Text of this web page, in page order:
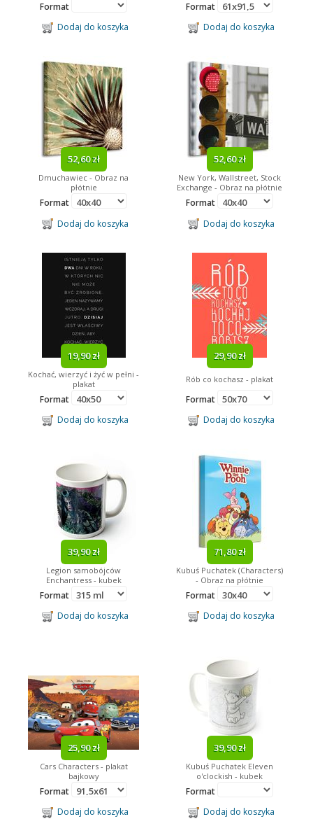
Format
Dodaj do koszyka
Format
Dodaj do koszyka
52,60 zł
Dmuchawiec - Obraz na
płótnie
Format
Dodaj do koszyka
52,60 zł
New York, Wallstreet, Stock
Exchange - Obraz na płótnie
Format
Dodaj do koszyka
19,90 zł
Kochać, wierzyć i żyć w pełni -
plakat
Format
Dodaj do koszyka
29,90 zł
Rób co kochasz - plakat
Format
Dodaj do koszyka
39,90 zł
Legion samobójców
Enchantress - kubek
Format
Dodaj do koszyka
71,80 zł
Kubuś Puchatek (Characters)
- Obraz na płótnie
Format
Dodaj do koszyka
25,90 zł
Cars Characters - plakat
bajkowy
Format
Dodaj do koszyka
39,90 zł
Kubuś Puchatek Eleven
o'clockish - kubek
Format
Dodaj do koszyka